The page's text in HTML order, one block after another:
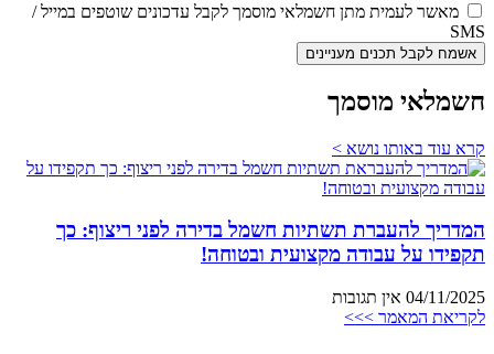
מאשר לעמית מתן חשמלאי מוסמך לקבל עדכונים שוטפים במייל /
SMS
אשמח לקבל תכנים מעניינים
חשמלאי מוסמך
קרא עוד באותו נושא >
המדריך להעברת תשתיות חשמל בדירה לפני ריצוף: כך
תקפידו על עבודה מקצועית ובטוחה!
04/11/2025 אין תגובות
לקריאת המאמר >>>